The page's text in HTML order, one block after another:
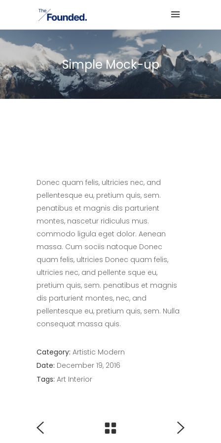
Simple Mock-up
Donec quam felis, ultricies nec, and
pellentesque eu, pretium quis, sem.
penatibus et magnis dis parturient
montes, nascetur ridiculus mus.
commodo ligula eget dolor. Aenean
massa. Cum sociis natoque Donec
quam felis, ultricies Donec quam felis,
ultricies nec, and pellente sque eu,
pretium quis, sem. penatibus et magnis
dis parturient montes, nec, and
pellentesque eu, pretium quis, sem. Nulla
consequat massa quis.
Category: Artistic Modern
Date: December 19, 2016
Tags: Art Interior